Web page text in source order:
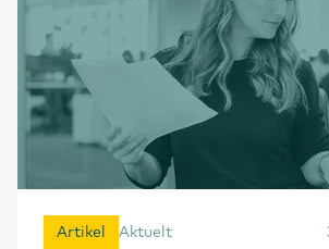
Artikel Aktuelt